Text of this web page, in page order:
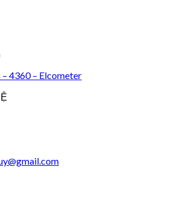
4360 – Elcometer